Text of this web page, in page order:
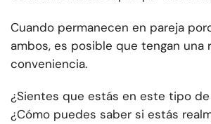
Cuando permanecen en pareja
ambos, es posible que tengan una
conveniencia.
¿Sientes que estás en este tipo
¿Cómo puedes saber si estás